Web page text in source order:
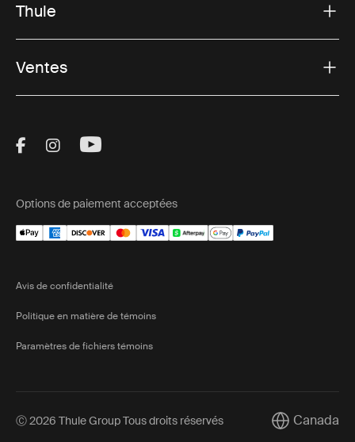
Thule
Ventes
Visit Thule on Facebook (external link)
Visit Thule on Instagram (external link)
Visit Thule on Youtube (external
Options de paiement acceptées
Avis de confidentialité
Politique en matière de témoins
Paramètres de fichiers témoins
Ⓒ 2026 Thule Group Tous droits réservés CurrentCanada